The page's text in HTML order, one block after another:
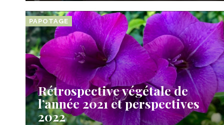
PAPOTAGE
Rétrospective végétale de
l’année 2021 et perspectives
2022